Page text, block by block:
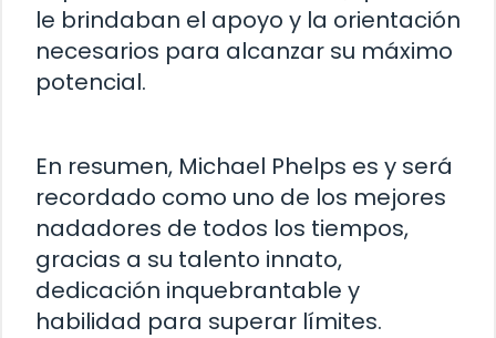
le brindaban el apoyo y la orientación
necesarios para alcanzar su máximo
potencial.
En resumen, Michael Phelps es y será
recordado como uno de los mejores
nadadores de todos los tiempos,
gracias a su talento innato,
dedicación inquebrantable y
habilidad para superar límites.